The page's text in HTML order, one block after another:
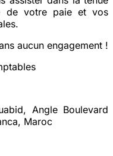
de votre paie et vos
aucun engagement !
Angle Boulevard
Maroc